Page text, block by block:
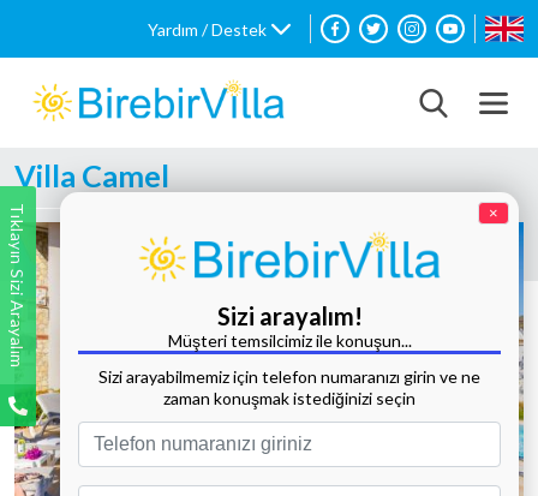
Yardım / Destek
Villa Camel
Tıklayın Sizi Arayalım ×
Sizi arayalım!
Müşteri temsilcimiz ile konuşun...
Sizi arayabilmemiz için telefon numaranızı girin ve ne
zaman konuşmak istediğinizi seçin